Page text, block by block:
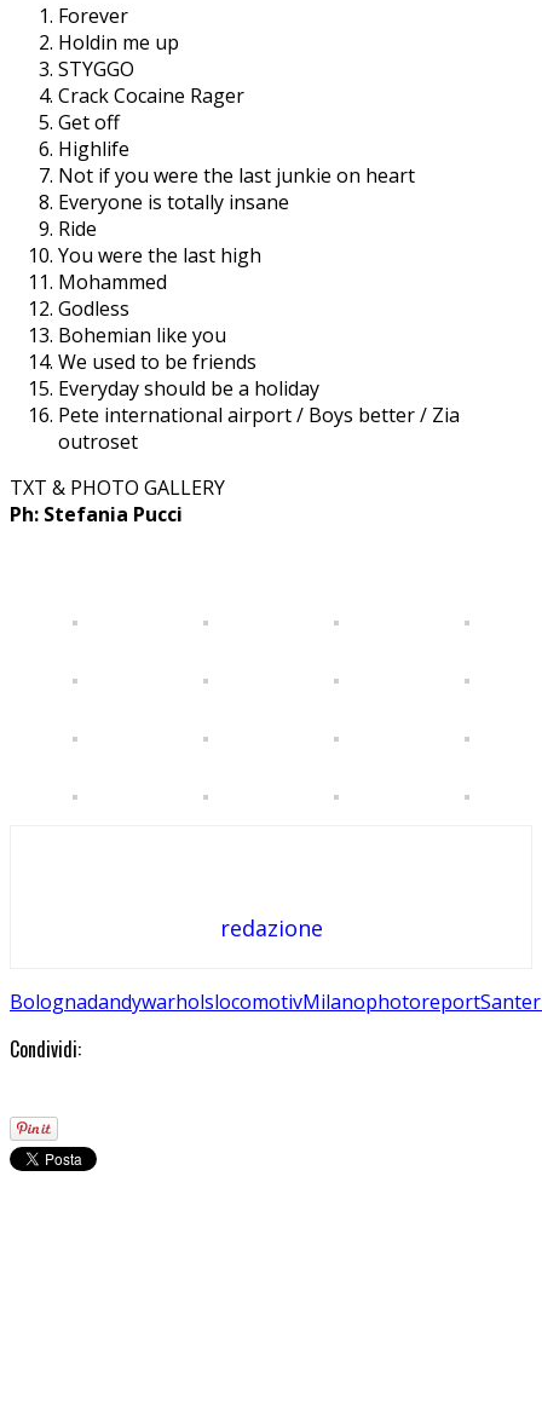
Forever
Holdin me up
STYGGO
Crack Cocaine Rager
Get off
Highlife
Not if you were the last junkie on heart
Everyone is totally insane
Ride
You were the last high
Mohammed
Godless
Bohemian like you
We used to be friends
Everyday should be a holiday
Pete international airport / Boys better / Zia
outroset
TXT & PHOTO GALLERY
Ph: Stefania Pucci
redazione
BolognadandywarholslocomotivMilanophotoreport
Condividi: